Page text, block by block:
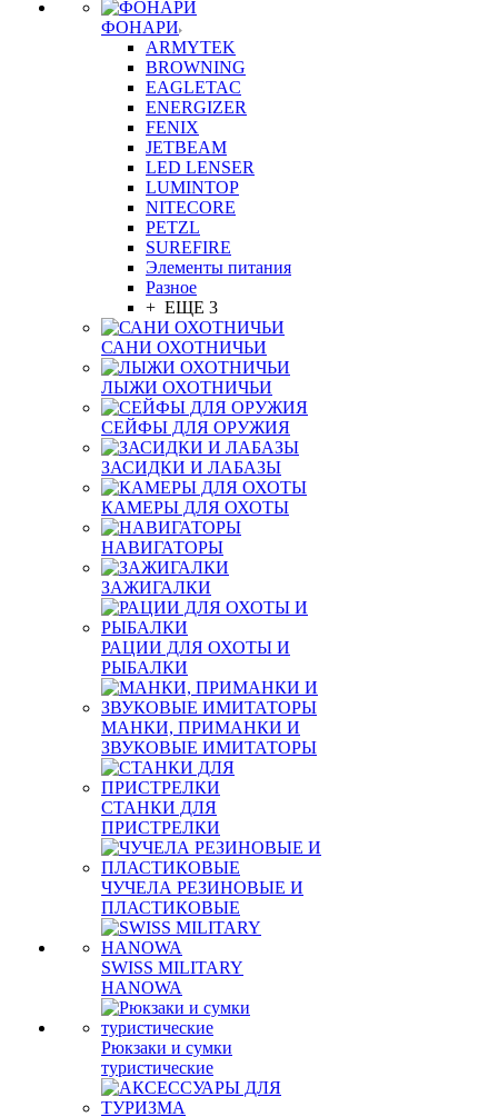
ФОНАРИ
ARMYTEK
BROWNING
EAGLETAC
ENERGIZER
FENIX
JETBEAM
LED LENSER
LUMINTOP
NITECORE
PETZL
SUREFIRE
Элементы питания
Разное
+ ЕЩЕ 3
САНИ ОХОТНИЧЬИ
ЛЫЖИ ОХОТНИЧЬИ
СЕЙФЫ ДЛЯ ОРУЖИЯ
ЗАСИДКИ И ЛАБАЗЫ
КАМЕРЫ ДЛЯ ОХОТЫ
НАВИГАТОРЫ
ЗАЖИГАЛКИ
РАЦИИ ДЛЯ ОХОТЫ И
РЫБАЛКИ
МАНКИ, ПРИМАНКИ И
ЗВУКОВЫЕ ИМИТАТОРЫ
СТАНКИ ДЛЯ
ПРИСТРЕЛКИ
ЧУЧЕЛА РЕЗИНОВЫЕ И
ПЛАСТИКОВЫЕ
SWISS MILITARY
HANOWA
Рюкзаки и сумки
туристические